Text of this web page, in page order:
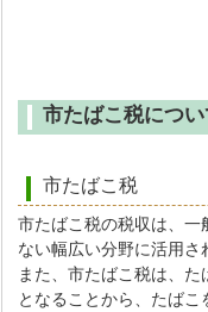
市たばこ税につい
市たばこ税
市たばこ税の税収は、一
ない幅広い分野に活用さ
また、市たばこ税は、
となることから、たば